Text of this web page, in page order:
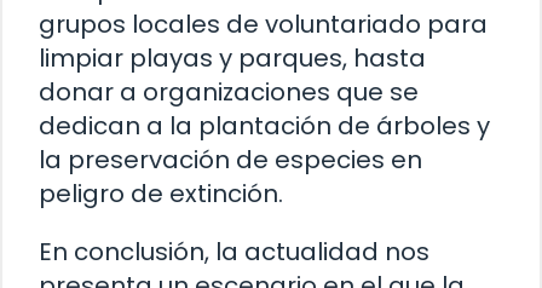
grupos locales de voluntariado para
limpiar playas y parques, hasta
donar a organizaciones que se
dedican a la plantación de árboles y
la preservación de especies en
peligro de extinción.
En conclusión, la actualidad nos